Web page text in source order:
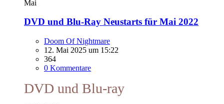
Mai
DVD und Blu-Ray Neustarts für Mai 2022
Doom Of Nightmare
12. Mai 2025 um 15:22
364
0 Kommentare
DVD und Blu-ray